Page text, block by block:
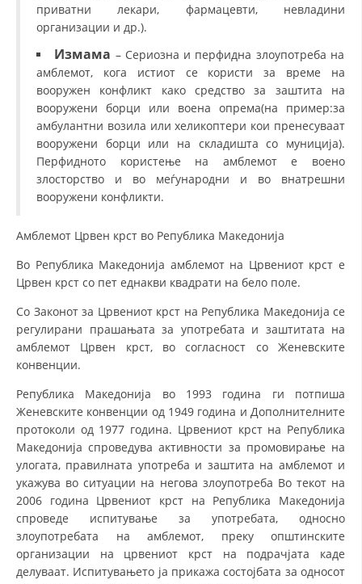
приватни лекари, фармацевти, невладини
организации и др.).
Измама – Сериозна и перфидна злоупотреба на
амблемот, кога истиот се користи за време на
вооружен конфликт како средство за заштита на
вооружени борци или воена опрема(на пример:за
амбулантни возила или хеликоптери кои пренесуваат
вооружени борци или на складишта со муниција).
Перфидното користење на амблемот е воено
злосторство и во меѓународни и во внатрешни
вооружени конфликти.
Амблемот Црвен крст во Република Македонија
Во Република Македонија амблемот на Црвениот крст е
Црвен крст со пет еднакви квадрати на бело поле.
Со Законот за Црвениот крст на Република Македонија се
регулирани прашањата за употребата и заштитата на
амблемот Црвен крст, во согласност со Женевските
конвенции.
Република Македонија во 1993 година ги потпиша
Женевските конвенции од 1949 година и Дополнителните
протоколи од 1977 година. Црвениот крст на Република
Македонија спроведува активности за промовирање на
улогата, правилната употреба и заштита на амблемот и
укажува во ситуации на негова злоупотреба Во текот на
2006 година Црвениот крст на Република Македонија
спроведе испитување за употребата, односно
злоупотребата на амблемот, преку општинските
организации на црвениот крст на подрачјата каде
делуваат. Испитувањето ја прикажа состојбата за односот